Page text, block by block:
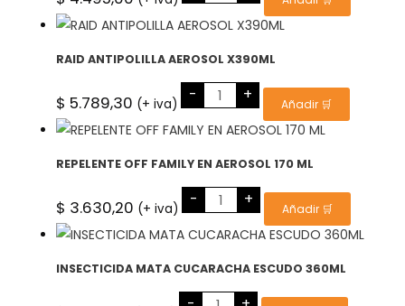
GATILLO
500CC
cantidad
RAID ANTIPOLILLA AEROSOL X390ML
$ 5.789,30 (+ iva) - RAID
ANTIPOLILLA
AEROSOL
X390ML
cantidad
+ Añadir 🛒
REPELENTE OFF FAMILY EN AEROSOL 170 ML
$ 3.630,20 (+ iva) - REPELENTE
OFF
FAMILY
EN
AEROSOL
ML
+ Añadir 🛒
INSECTICIDA MATA CUCARACHA ESCUDO 360ML
INSECTICIDA